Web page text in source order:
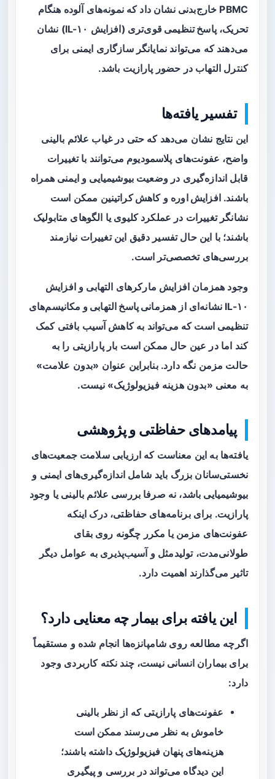
PBMC خارج‌بدنی نشان داد که نمونه‌های آلوده هنگام
تحریک،پاسخ تنظیمی قوی‌تری
(افزایش IL-۱۰) نشان
می‌دهند که می‌تواند نمایانگر سازگاری ایمنی برای
کنترل التهاب در حضور پارازیت باشد.
تفسیر یافته‌ها
این نتایج نشان می‌دهد که حتی در غیاب علائم بالینی
واضح، عفونت‌های پلاسمودیوم می‌توانند با تغییرات
قابل اندازه‌گیری در وضعیت بیوشیمیایی و ایمنی همراه
باشند.افزایش اوره وکاهش کراتینین ممکن است
نشانگر تغییرات در عملکرد کلیوی یا الگوهای متابولیک
باشند؛ با این حال تفسیر دقیق این تغییرات نیازمند
بررسی‌های تخصصی‌تر است.
وجود همزمان افزایش مارکرهای التهابی و افزایش
IL-۱۰ نشانه‌ای از
همزمانی پاسخ التهابی و مکانیسم‌های
تنظیمی است که می‌تواند به کاهش آسیب بافتی کمک
کند اما در عین حال ممکن است بار پارازیتی را به
حالت مزمن نگه دارد. بنابراین عنوان «بدون علامت»
به معنی «بدون هزینه فیزیولوژیک» نیست.
پیامدهای حفاظتی و پژوهشی
یافته‌ها به این معناست که ارزیابی سلامت جمعیت‌های
نخستی‌سانان بزرگ باید شامل اندازه‌گیری‌های ایمنی و
بیوشیمیایی باشد، نه صرفا بررسی علائم بالینی یا وجود
پارازیت. برای برنامه‌های حفاظتی، درک اینکه
عفونت‌های مزمن یا مکرر چگونه روی بقای
طولانی‌مدت، تولیدمثل و آسیب‌پذیری به عوامل دیگر
تاثیر می‌گذارند اهمیت دارد.
این یافته برای بیمار چه معنایی دارد؟
اگرچه مطالعه روی شامپانزه‌ها انجام شده و مستقیماً
برای بیماران انسانی نیست، چند نکته کاربردی وجود
دارد:
عفونت‌های پارازیتی که از نظر بالینی
خاموش به نظر می‌رسند ممکن است
هزینه‌های پنهان فیزیولوژیک داشته باشند؛
این دیدگاه می‌تواند در بررسی و پیگیری